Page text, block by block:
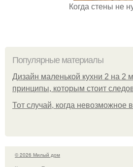
Когда стены не
Популярные материалы
Дизайн маленькой кухни 2 на 2
принципы, которым стоит
Тот случай, когда невозможное
© 2026 Милый дом